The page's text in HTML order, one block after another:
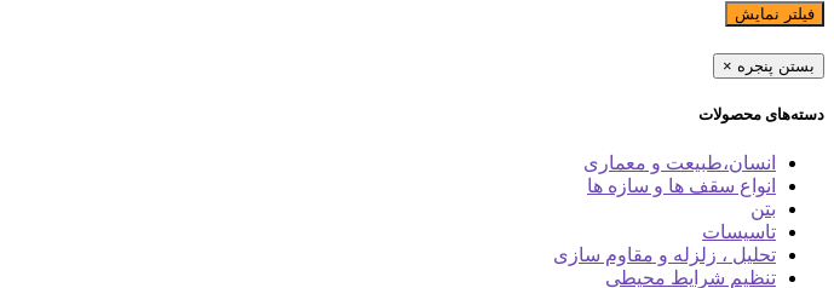
فیلتر نمایش
بستن پنجره ×
دسته‌های محصولات
انسان،طبیعت و معماری
انواع سقف ها و سازه ها
بتن
تاسیسات
تحلیل ، زلزله و مقاوم سازی
تنظیم شرایط محیطی